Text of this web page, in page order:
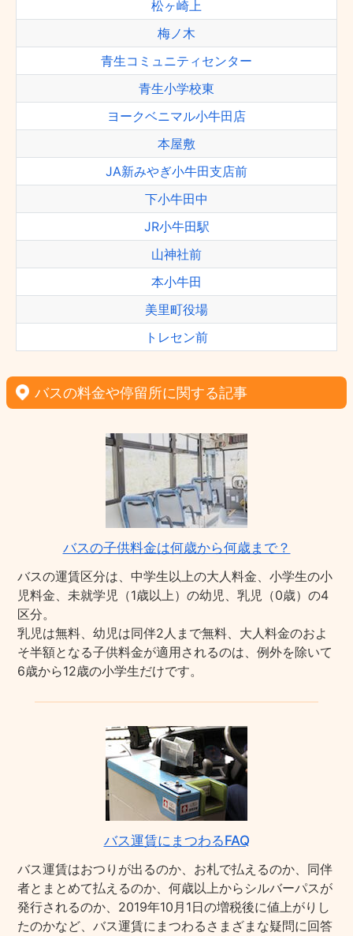
松ヶ崎上
梅ノ木
青生コミュニティセンター
青生小学校東
ヨークベニマル小牛田店
本屋敷
JA新みやぎ小牛田支店前
下小牛田中
JR小牛田駅
山神社前
本小牛田
美里町役場
トレセン前
バスの料金や停留所に関する記事
バスの子供料金は何歳から何歳まで？
バスの運賃区分は、中学生以上の大人料金、小学生の小
児料金、未就学児（1歳以上）の幼児、乳児（0歳）の4
区分。
乳児は無料、幼児は同伴2人まで無料、大人料金のおよ
そ半額となる子供料金が適用されるのは、例外を除いて
6歳から12歳の小学生だけです。
バス運賃にまつわるFAQ
バス運賃はおつりが出るのか、お札で払えるのか、同伴
者とまとめて払えるのか、何歳以上からシルバーパスが
発行されるのか、2019年10月1日の増税後に値上がりし
たのかなど、バス運賃にまつわるさまざまな疑問に回答